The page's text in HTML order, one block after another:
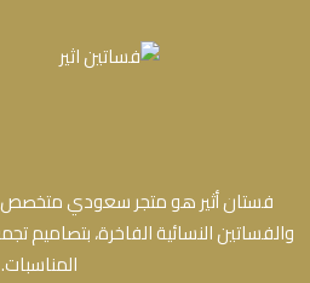
فستان أثير هو متجر سعودي متخصص
والفساتين النسائية الفاخرة، بتصاميم
المناسبات.